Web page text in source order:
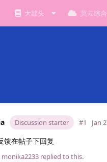
大部头 莫云综
Discussion starter #1 Jan
馈在帖子下回复
monika2233 replied to this.